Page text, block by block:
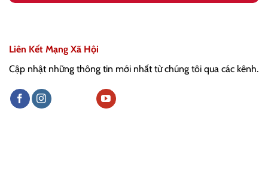
Liên Kết Mạng Xã Hội
Cập nhật những thông tin mới nhất từ chúng tôi qua các kênh.